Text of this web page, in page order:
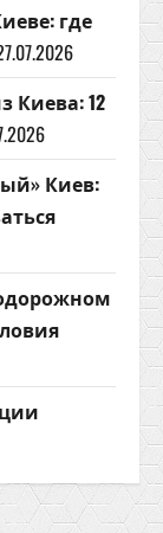
где
Киева: 12
Киев: